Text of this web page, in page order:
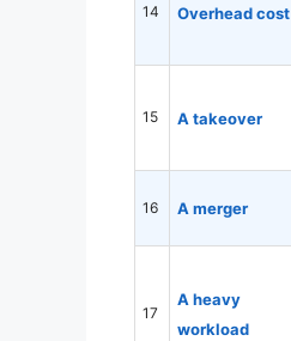
14 Overhead cost
15 A takeover
16 A merger
17
A heavy
workload